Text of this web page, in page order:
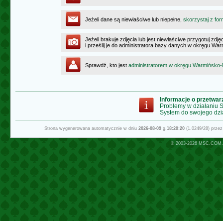
Jeżeli dane są niewłaściwe lub niepełne, skorzystaj z
Jeżeli brakuje zdjęcia lub jest niewłaściwe przygotuj
i prześlij je do administratora bazy danych w okręgu
Sprawdź, kto jest administratorem w okręgu
Informacje o
Problemy w działaniu
System do swojego
Strona wygenerowana automatycznie w dniu 2026-08-09g.18:20:20(1.0249/28)
© 2003-2026